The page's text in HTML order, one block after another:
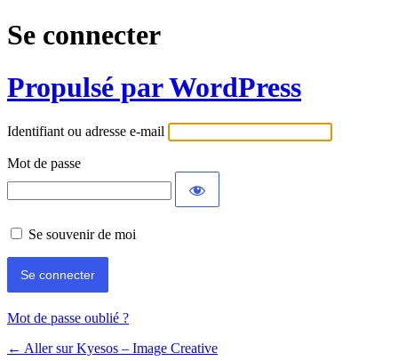
Se connecter
Propulsé par WordPress
Identifiant ou adresse e-mail
Mot de passe
Se souvenir de moi
Mot de passe oublié ?
← Aller sur Kyesos – Image Creative